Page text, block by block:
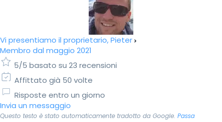
Vi presentiamo il proprietario, Pieter
Membro dal maggio 2021
5/5 basato su 23 recensioni
Affittato già 50 volte
Risposte entro un giorno
Invia un messaggio
Questo testo è stato automaticamente tradotto da Google. Passa